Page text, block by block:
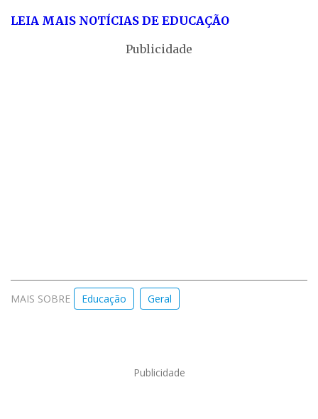
LEIA MAIS NOTÍCIAS DE EDUCAÇÃO
Publicidade
MAIS SOBRE Educação Geral
Publicidade